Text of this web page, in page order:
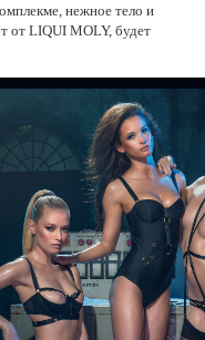
нежное тело и
от LIQUI MOLY, будет